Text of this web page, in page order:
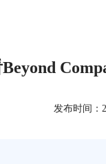
发布时间：